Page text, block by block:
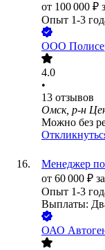
от 100 000 ₽
Опыт 1-3
ООО
4.0
•
13 отзывов
Омск, р-н
Можно без
Менеджер по
от 60 000 ₽
Опыт 1-3
Выплаты:
ОАО